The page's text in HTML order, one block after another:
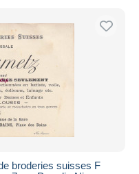
broderies suisses F